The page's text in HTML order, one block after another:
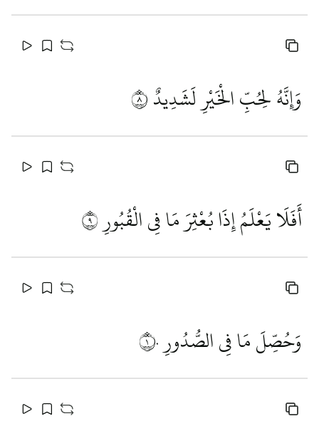
وَإِنَّهُ لِحُبِّ الْخَيْرِ لَشَدِيدٌ٨
أَفَلَا يَعْلَمُ إِذَا بُعْثِرَ مَا فِي الْقُبُورِ٩
وَحُصِّلَ مَا فِي الصُّدُورِ١٠